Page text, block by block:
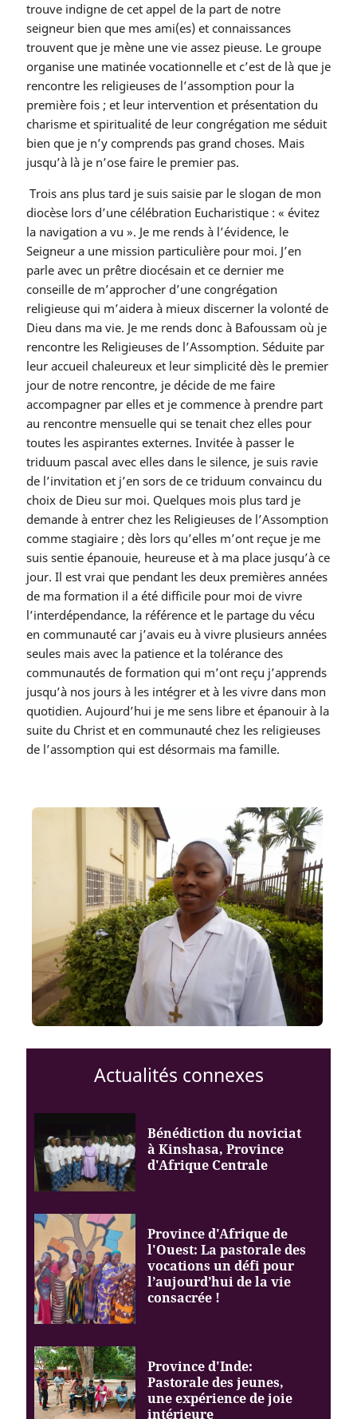
trouve indigne de cet appel de la part de notre
seigneur bien que mes ami(es) et connaissances
trouvent que je mène une vie assez pieuse. Le groupe
organise une matinée vocationnelle et c’est de là que je
rencontre les religieuses de l’assomption pour la
première fois ; et leur intervention et présentation du
charisme et spiritualité de leur congrégation me séduit
bien que je n’y comprends pas grand choses. Mais
jusqu’à là je n’ose faire le premier pas.
Trois ans plus tard je suis saisie par le slogan de mon
diocèse lors d’une célébration Eucharistique : « évitez
la navigation a vu ». Je me rends à l’évidence, le
Seigneur a une mission particulière pour moi. J’en
parle avec un prêtre diocésain et ce dernier me
conseille de m’approcher d’une congrégation
religieuse qui m’aidera à mieux discerner la volonté de
Dieu dans ma vie. Je me rends donc à Bafoussam où je
rencontre les Religieuses de l’Assomption. Séduite par
leur accueil chaleureux et leur simplicité dès le premier
jour de notre rencontre, je décide de me faire
accompagner par elles et je commence à prendre part
au rencontre mensuelle qui se tenait chez elles pour
toutes les aspirantes externes. Invitée à passer le
triduum pascal avec elles dans le silence, je suis ravie
de l’invitation et j’en sors de ce triduum convaincu du
choix de Dieu sur moi. Quelques mois plus tard je
demande à entrer chez les Religieuses de l’Assomption
comme stagiaire ; dès lors qu’elles m’ont reçue je me
suis sentie épanouie, heureuse et à ma place jusqu’à ce
jour. Il est vrai que pendant les deux premières années
de ma formation il a été difficile pour moi de vivre
l’interdépendance, la référence et le partage du vécu
en communauté car j’avais eu à vivre plusieurs années
seules mais avec la patience et la tolérance des
communautés de formation qui m’ont reçu j’apprends
jusqu’à nos jours à les intégrer et à les vivre dans mon
quotidien. Aujourd’hui je me sens libre et épanouir à la
suite du Christ et en communauté chez les religieuses
de l’assomption qui est désormais ma famille.
Actualités connexes
Bénédiction du noviciat
à Kinshasa, Province
d'Afrique Centrale
Province d'Afrique de
l'Ouest: La pastorale des
vocations un défi pour
l’aujourd’hui de la vie
consacrée !
Province d'Inde:
Pastorale des jeunes,
une expérience de joie
intérieure